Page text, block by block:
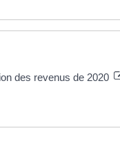
des revenus de 2020